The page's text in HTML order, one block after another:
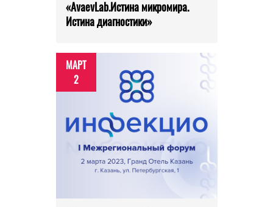
«AvaevLab.Истина микромира.
Истина диагностики»
МАРТ
2